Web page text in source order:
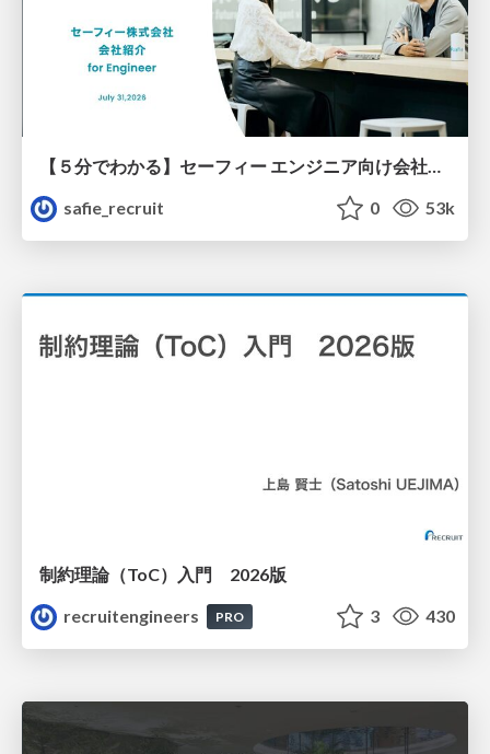
【５分でわかる】セーフィー エンジニア向け会社紹介
safie_recruit
0 53k
制約理論（ToC）入門 2026版
recruitengineers
PRO 3 430